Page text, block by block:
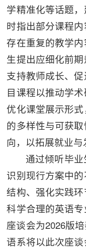
学精准化等话题
时指出部分课程
存在重复的教学
生提出应细化前
支持教师成长、
目课程以推动学
优化课堂展示形
的多样性与可获
向，以拓展就业与
通过倾听毕
识别现行方案中
结构、强化实践
科学合理的英语专
座谈会为2026版
语系将以此次座谈